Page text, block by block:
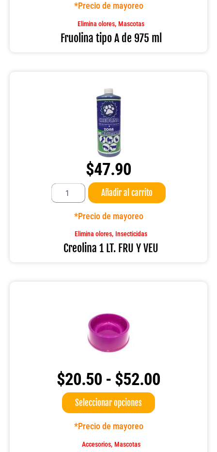
cantidad
*Precio de mayoreo
Elimina olores, Mascotas
Fruolina tipo A de 975 ml
$47.90
Creolina
LT.
cantidad
Añadir al carrito
*Precio de mayoreo
Elimina olores, Insecticidas
Creolina 1 LT. FRU Y VEU
$20.50 - $52.00
Seleccionar opciones
Este
producto
*Precio de mayoreo
Accesorios, Mascotas